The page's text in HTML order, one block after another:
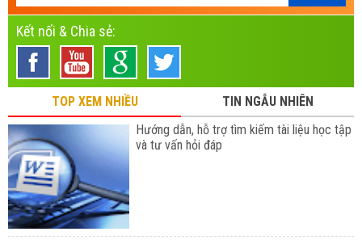
Kết nối & Chia sẻ:
TOP XEM NHIỀU
TIN NGẪU NHIÊN
Hướng dẫn, hỗ trợ tìm kiếm tài liệu học tập
và tư vấn hỏi đáp